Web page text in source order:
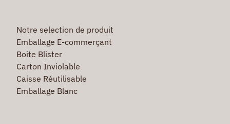
Notre selection de produit
Emballage E-commerçant
Boite Blister
Carton Inviolable
Caisse Réutilisable
Emballage Blanc